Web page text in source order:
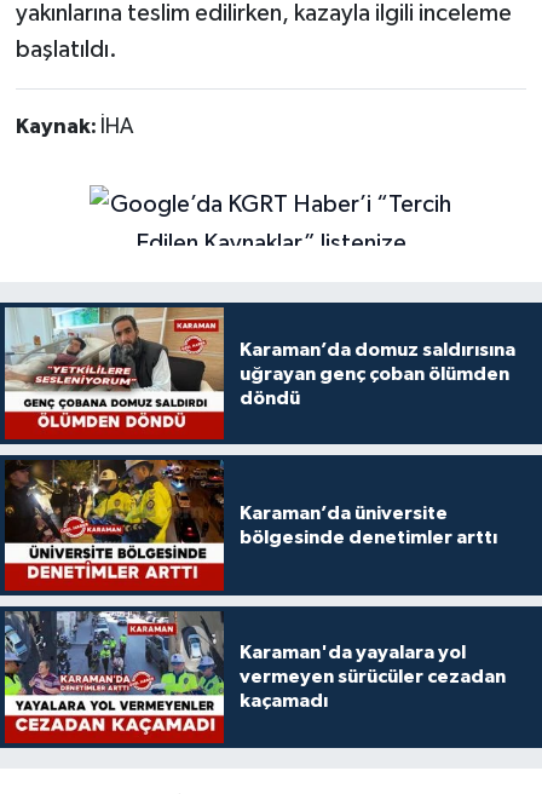
yakınlarına teslim edilirken, kazayla ilgili inceleme
başlatıldı.
Kaynak: İHA
Karaman’da domuz saldırısına
uğrayan genç çoban ölümden
döndü
Karaman’da üniversite
bölgesinde denetimler arttı
Karaman'da yayalara yol
vermeyen sürücüler cezadan
kaçamadı